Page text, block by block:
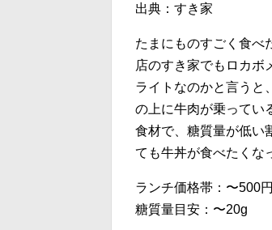
出典：すき家
たまにものすごく食べ
店のすき家でもロカボ
ライトなのかと言うと
の上に牛肉が乗ってい
食材で、糖質量が低い
ても牛丼が食べたくな
ランチ価格帯：〜500円
糖質量目安：〜20g